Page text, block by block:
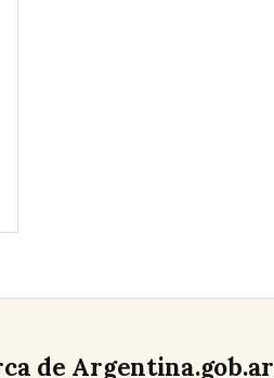
de Argentina.gob.ar